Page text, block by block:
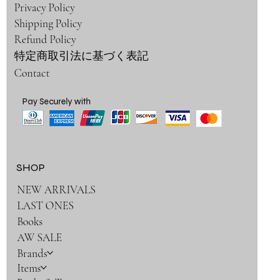
Privacy Policy
Shipping Policy
Refund Policy
特定商取引法に基づく表記
Contact
SHOP
NEW ARRIVALS
LAST ONES
Books
AW SALE
Brands
Items
Pay Securely with